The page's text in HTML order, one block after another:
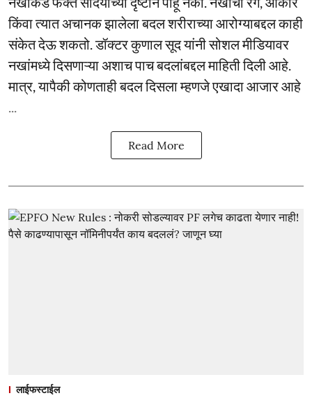
किंवा त्यात अचानक झालेला बदल शरीराच्या आरोग्याबद्दल काही
संकेत देऊ शकतो. डॉक्टर कुणाल सूद यांनी सोशल मीडियावर
नखांमध्ये दिसणाऱ्या अशाच पाच बदलांबद्दल माहिती दिली आहे.
मात्र, यापैकी कोणताही बदल दिसला म्हणजे एखादा आजार आहे
Read More
लाईफस्टाईल